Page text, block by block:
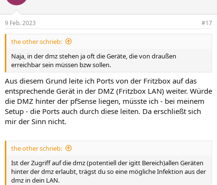
i
e
n
9 Feb. 2023 #17
the other schrieb:
Naja, in der dmz stehen ja oft die Geräte, die von draußen
erreichbar sein müssen bzw sollen.
Aus diesem Grund leite ich Ports von der Fritzbox auf das
entsprechende Gerät in der DMZ (Fritzbox LAN) weiter. Würde
die DMZ hinter der pfSense liegen, müsste ich - bei meinem
Setup - die Ports auch durch diese leiten. Da erschließt sich
mir der Sinn nicht.
the other schrieb:
Ist der Zugriff auf die dmz (potentiell der igitt Bereich)allen Geräten
hinter der dmz erlaubt, trägst du so eine mögliche Infektion aus der
dmz in dein LAN.